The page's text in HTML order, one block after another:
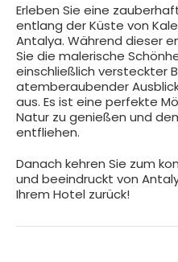
Erleben Sie eine
entlang der Küste von
Antalya. Während dieser
Sie die malerische
einschließlich versteckter
atemberaubender
aus. Es ist eine perfekte
Natur zu genießen und
entfliehen.
Danach kehren Sie zum
und beeindruckt von
Ihrem Hotel zurück!